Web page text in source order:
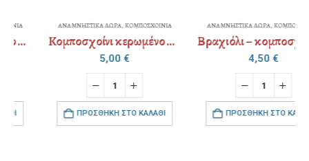
ΑΝΑΜΝΗΣΤΙΚΑ ΔΩΡΑ,ΚΟΜΠΟΣΧΟΙΝΙΑ
Κομποσχοίνι κερωμένο ψιλό – μεταλλικό “σταυρός” – χρυσοκλωστή – strass
ΠΡΟΣΘΉΚΗ ΣΤΟ ΚΑΛΆΘΙ
ΑΝΑΜΝΗΣΤΙΚΑ ΔΩΡΑ,ΚΟΜΠΟΣΧΟΙΝΙΑ
Βραχιόλι – κομποσχοίνι – αιματίτης
ΠΡΟΣΘΉΚΗ ΣΤΟ ΚΑΛΆΘΙ